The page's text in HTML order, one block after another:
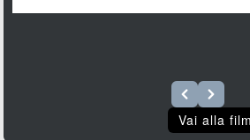
Vai alla